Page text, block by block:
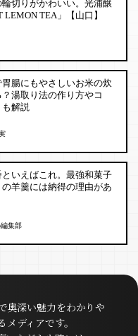
輪切りがかわいい。光浦醸
LEMON TEA」【山口】
腸にもやさしいお米の炊
湯取り法の作り方やコ
も解説
いえばこれ。最強和菓子
羊羹には納得の理由があ
編集部
奥深い魅力をわかりや
ディアです。